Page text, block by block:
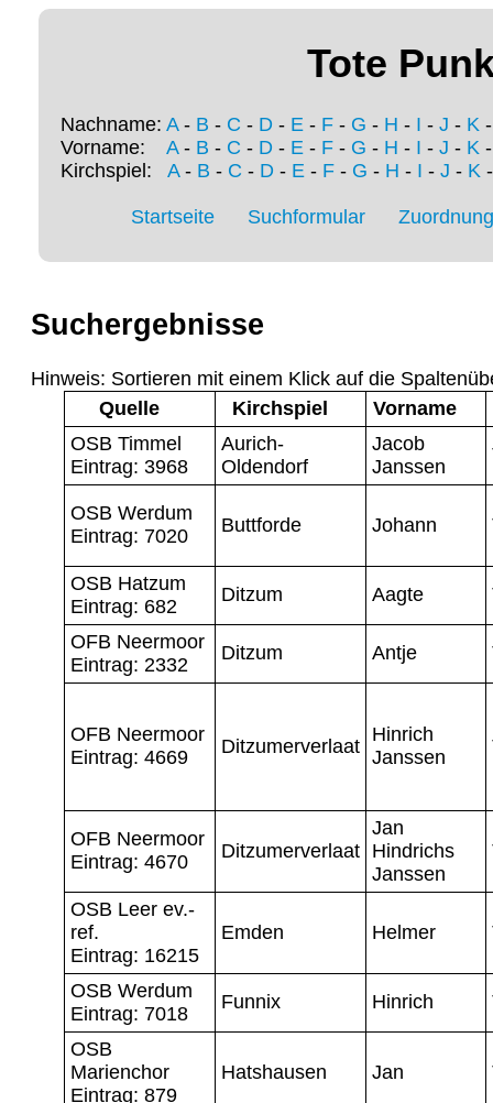
Tote
Nachname: A- B - C - D - E - F - G - H - I - J - K
Vorname: A- B - C - D - E - F - G - H - I - J - K
Kirchspiel: A- B - C - D- E- F- G - H - I - J - K
Startseite Suchformular
Suchergebnisse
Hinweis: Sortieren mit einem Klick auf die
Quelle
Kirchspiel Vorname
OSB Timmel
Eintrag: 3968
Aurich-
Oldendorf
Jacob
Janssen
OSB Werdum
Eintrag: 7020
Buttforde Johann
OSB Hatzum
Eintrag: 682
Ditzum Aagte
OFB Neermoor
Eintrag: 2332
Ditzum Antje
OFB Neermoor
Eintrag: 4669
Ditzumerverlaat
Hinrich
Janssen
OFB Neermoor
Eintrag: 4670
Ditzumerverlaat
Jan
Hindrichs
Janssen
OSB Leer ev.-
ref.
Eintrag: 16215
Emden Helmer
OSB Werdum
Eintrag: 7018
Funnix Hinrich
OSB
Marienchor
Eintrag: 879
Hatshausen Jan